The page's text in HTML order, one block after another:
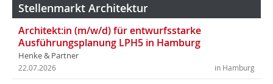
Stellenmarkt Architektur
Architekt:in (m/w/d) für entwurfsstarke
Ausführungsplanung LPH5 in Hamburg
Henke & Partner
in Hamburg
22.07.2026